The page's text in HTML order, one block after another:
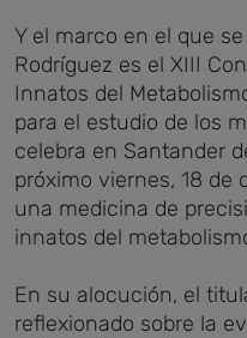
Y el marco en el que
Rodríguez es el XIII
Innatos del
para el estudio de los
celebra en Santander
próximo viernes, 18 de
una medicina de
innatos del
En su alocución, el
reflexionado sobre la